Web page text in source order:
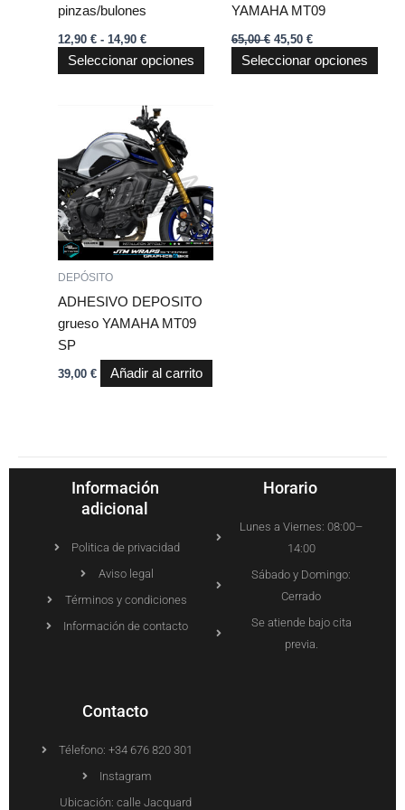
pinzas/bulones
12,90 € - 14,90 €
Seleccionar opciones
YAMAHA MT09
65,00€ 45,50 €
Seleccionar opciones
DEPÓSITO
ADHESIVO DEPOSITO
grueso YAMAHA MT09
SP
39,00 € Añadir al carrito
Información
adicional
Politica de privacidad
Aviso legal
Términos y condiciones
Información de contacto
Horario
Lunes a Viernes: 08:00–
14:00
Sábado y Domingo:
Cerrado
Se atiende bajo cita
previa.
Contacto
Télefono: +34 676 820 301
Instagram
Ubicación: calle Jacquard